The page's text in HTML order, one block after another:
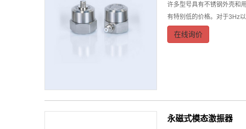
许多型号具有不锈钢外壳和
有特别低的价格。对于3Hz
在线询价
永磁式模态激振器